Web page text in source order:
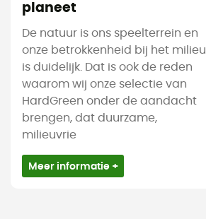
planeet
De natuur is ons speelterrein en
onze betrokkenheid bij het milieu
is duidelijk. Dat is ook de reden
waarom wij onze selectie van
HardGreen onder de aandacht
brengen, dat duurzame,
milieuvrie
Meer informatie +